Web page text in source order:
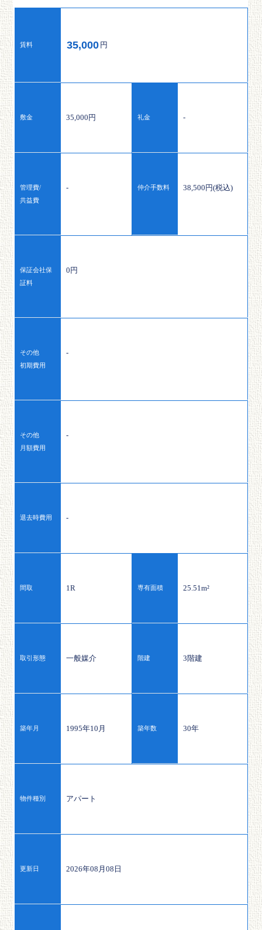
賃料 35,000 円
敷金 35,000円 礼金 -
管理費/
共益費
- 仲介手数料 38,500円(税込)
保証会社保
証料
0円
その他
初期費用
-
その他
月額費用
-
退去時費用 -
間取 1R 専有面積 25.51m²
取引形態 一般媒介 階建 3階建
築年月 1995年10月 築年数 30年
物件種別 アパート
更新日 2026年08月08日